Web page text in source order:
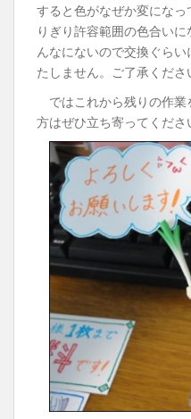
すると色がなぜか変にな
りぎり許容範囲の色合い
んなにないので交換ぐら
たしません。ご了承くださ
ではこれから残りの作
方はぜひ立ち寄ってくださ